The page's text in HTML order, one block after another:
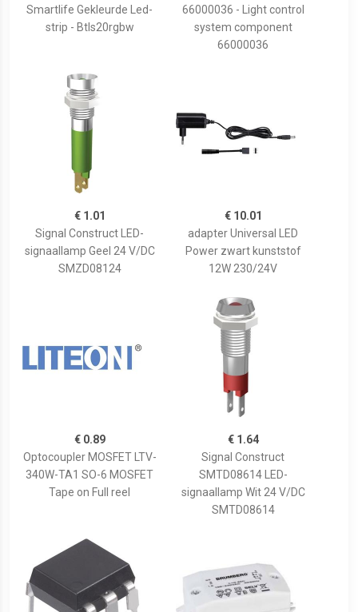
Smartlife Gekleurde Led-
strip - Btls20rgbw
66000036 - Light control
system component
66000036
€ 1.01
Signal Construct LED-
signaallamp Geel 24 V/DC
SMZD08124
€ 10.01
adapter Universal LED
Power zwart kunststof
12W 230/24V
€ 0.89
Optocoupler MOSFET LTV-
340W-TA1 SO-6 MOSFET
Tape on Full reel
€ 1.64
Signal Construct
SMTD08614 LED-
signaallamp Wit 24 V/DC
SMTD08614